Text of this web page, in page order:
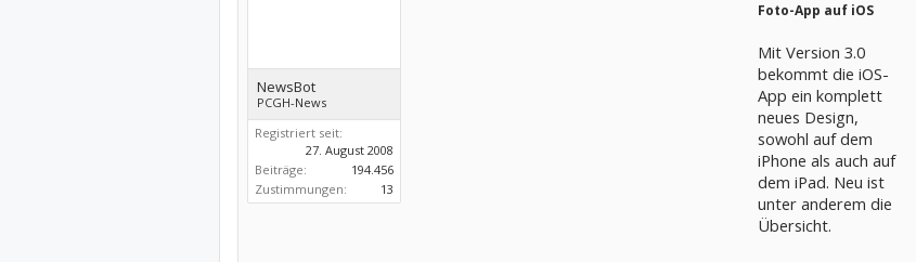
NewsBot
PCGH-News
Registriert seit:
27. August 2008
Beiträge:
194.456
Zustimmungen:
13
Foto-App auf iOS
Mit Version 3.0
bekommt die iOS-
App ein komplett
neues Design,
sowohl auf dem
iPhone als auch auf
dem iPad. Neu ist
unter anderem die
Übersicht.